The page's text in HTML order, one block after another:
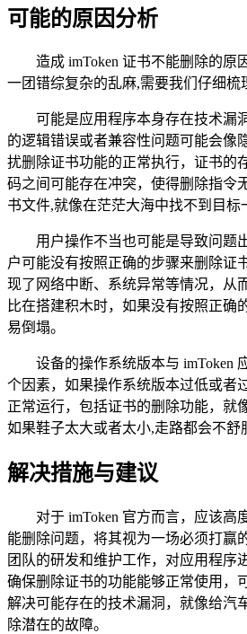
可能的原因分析
造成 imToken 证书不能删除的原
一团错综复杂的乱麻,需要我们仔细梳
可能是应用程序本身存在技术漏
的逻辑错误或者兼容性问题可能会像
扰删除证书功能的正常执行，证书的
码之间可能存在冲突，使得删除指令
书文件,就像在茫茫大海中找不到目标
用户操作不当也可能是导致问题
户可能没有按照正确的步骤来删除证
现了网络中断、系统异常等情况，从
比在搭建积木时，如果没有按照正确
易倒塌。
设备的操作系统版本与 imToken
个因素，如果操作系统版本过低或者
正常运行，包括证书的删除功能，就
如果鞋子太大或者太小,走路都会不舒
解决措施与建议
对于 imToken 官方而言，应该高
能删除问题，将其视为一场必须打赢
团队的研发和维护工作，对应用程序
确保删除证书的功能能够正常使用，
解决可能存在的技术漏洞，就像给汽
除潜在的故障。